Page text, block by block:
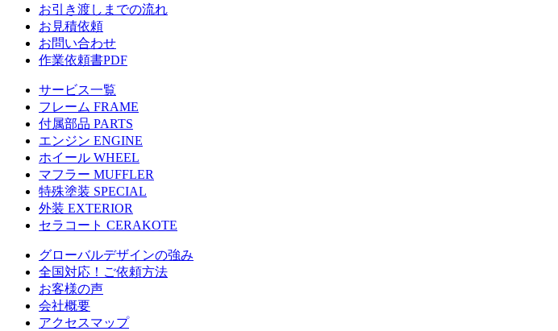
お引き渡しまでの流れ
お見積依頼
お問い合わせ
作業依頼書PDF
サービス一覧
フレーム FRAME
付属部品 PARTS
エンジン ENGINE
ホイール WHEEL
マフラー MUFFLER
特殊塗装 SPECIAL
外装 EXTERIOR
セラコート CERAKOTE
グローバルデザインの強み
全国対応！ご依頼方法
お客様の声
会社概要
アクセスマップ